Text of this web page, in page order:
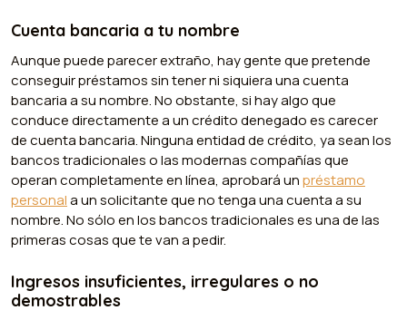
Cuenta bancaria a tu nombre
Aunque puede parecer extraño, hay gente que pretende
conseguir préstamos sin tener ni siquiera una cuenta
bancaria a su nombre. No obstante, si hay algo que
conduce directamente a un crédito denegado es carecer
de cuenta bancaria. Ninguna entidad de crédito, ya sean los
bancos tradicionales o las modernas compañías que
operan completamente en línea, aprobará unpréstamo
personala un solicitante que no tenga una cuenta a su
nombre. No sólo en los bancos tradicionales es una de las
primeras cosas que te van a pedir.
Ingresos insuficientes, irregulares o no
demostrables